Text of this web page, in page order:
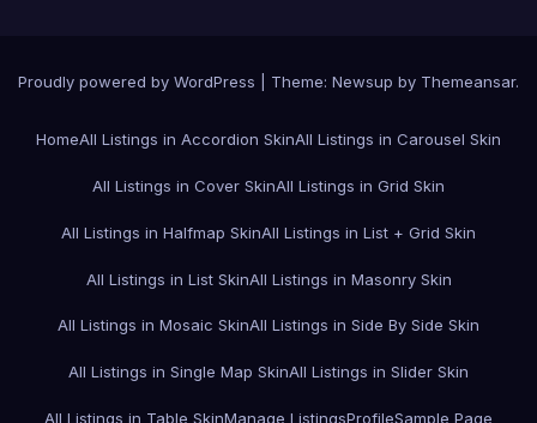
Proudly powered by WordPress Theme: Newsup by Themeansar.
HomeAll Listings in Accordion SkinAll Listings in Carousel Skin
All Listings in Cover SkinAll Listings in Grid Skin
All Listings in Halfmap SkinAll Listings in List + Grid Skin
All Listings in List SkinAll Listings in Masonry Skin
All Listings in Mosaic SkinAll Listings in Side By Side Skin
All Listings in Single Map SkinAll Listings in Slider Skin
All Listings in Table SkinManage ListingsProfileSample Page